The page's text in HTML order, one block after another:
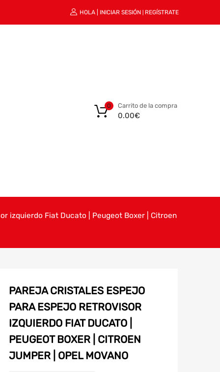
HOLA | INICIAR SESIÓN REGÍSTRATE
Carrito de la compra
0.00€
0
izquierdo Fiat Ducato | Peugeot Boxer | Citroen
PAREJA CRISTALES ESPEJO
PARA ESPEJO RETROVISOR
IZQUIERDO FIAT DUCATO |
PEUGEOT BOXER | CITROEN
JUMPER | OPEL MOVANO